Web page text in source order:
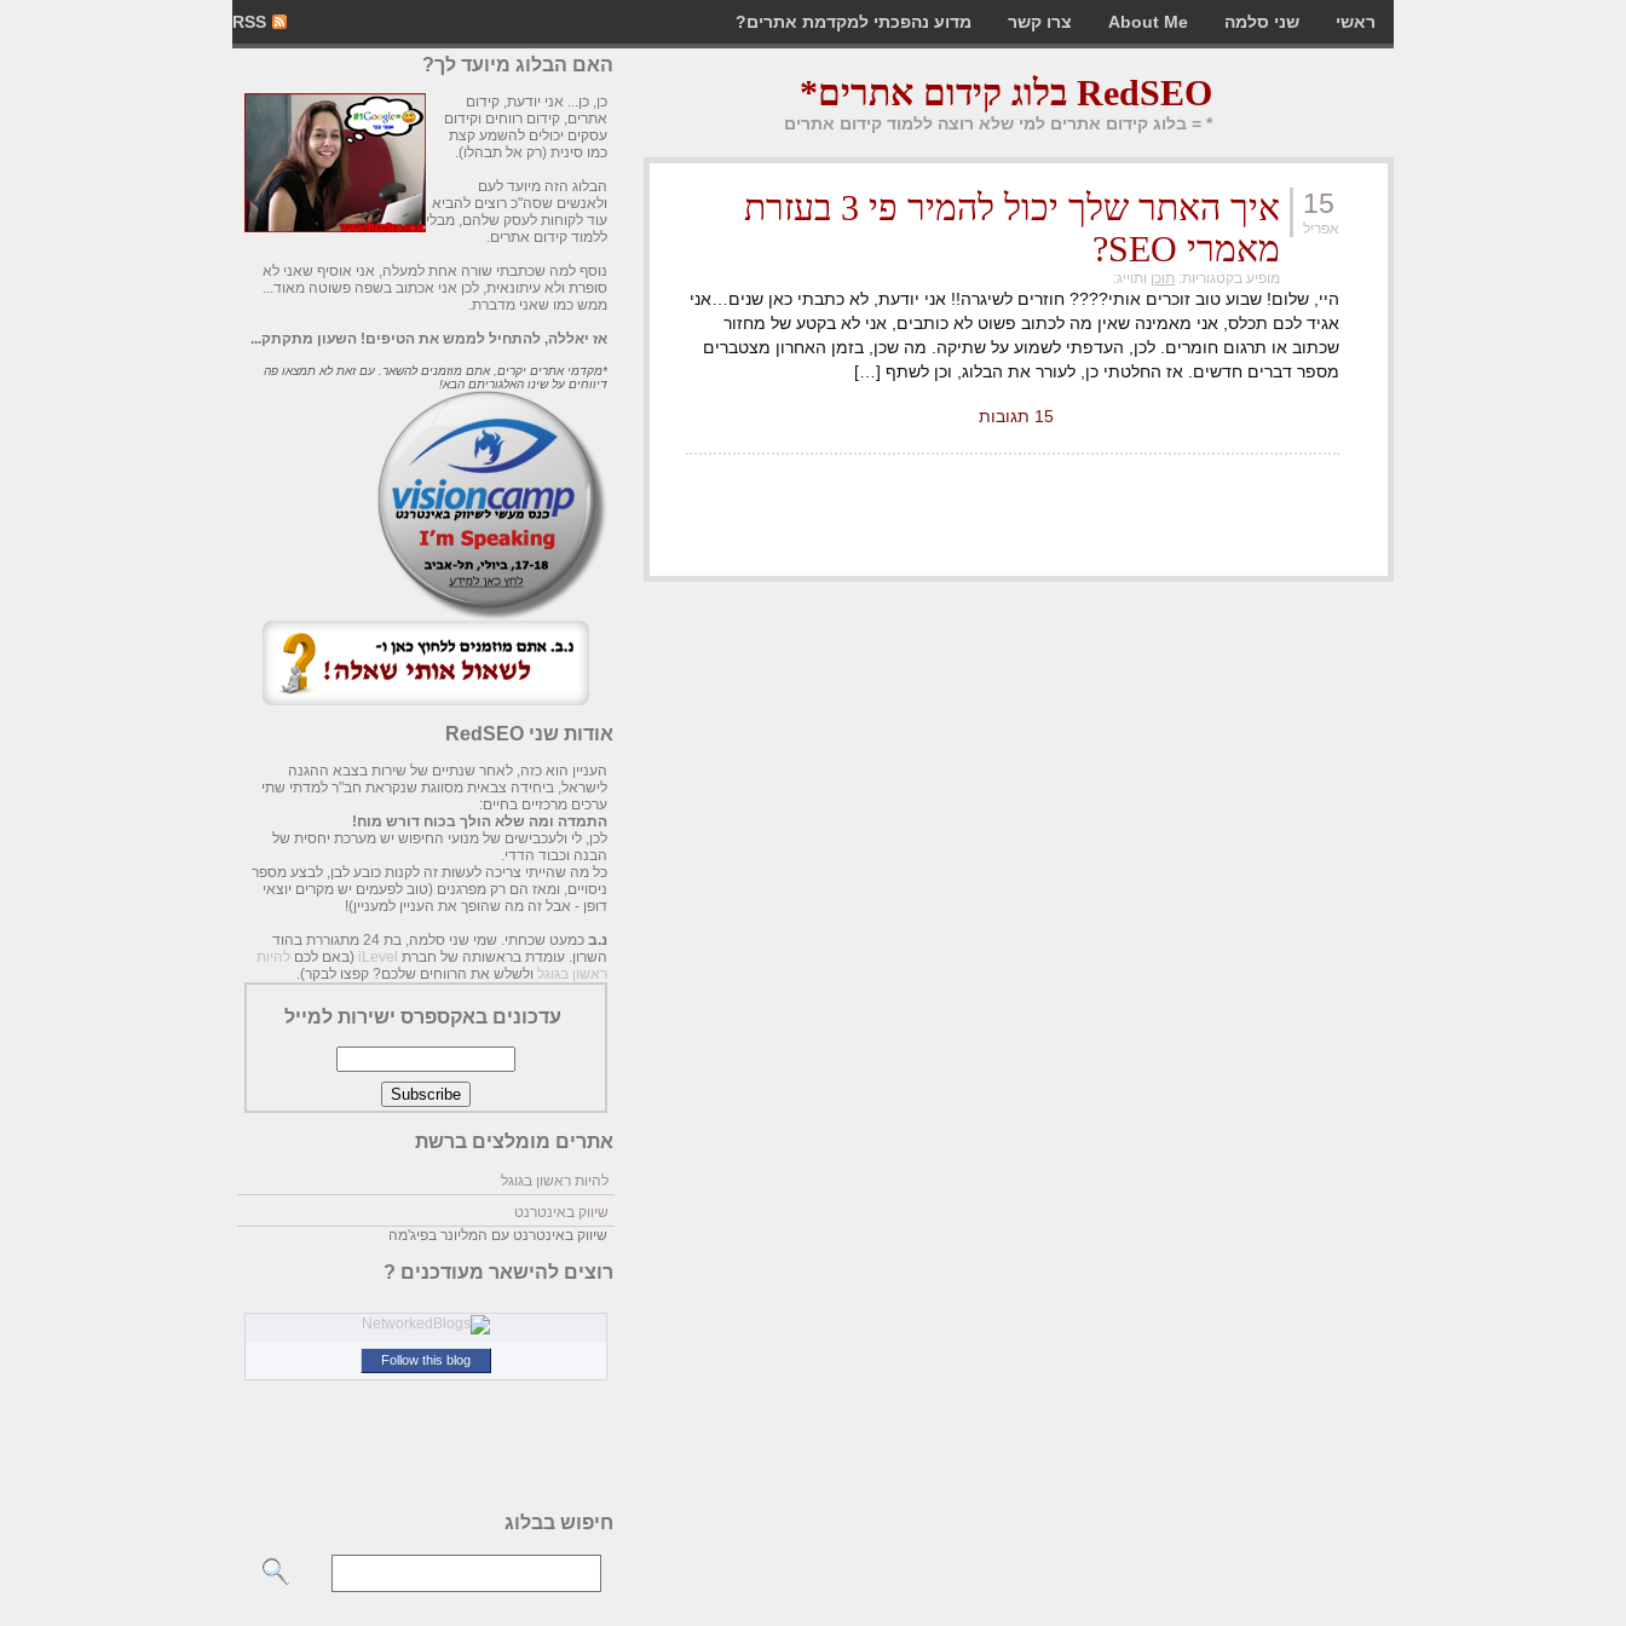
ראשי שני סלמה About Me צרו קשר מדוע נהפכתי למקדמת אתרים? RSS
RedSEO בלוג קידום אתרים*
* = בלוג קידום אתרים למי שלא רוצה ללמוד קידום אתרים
15
אפריל
איך האתר שלך יכול להמיר פי 3 בעזרת
מאמרי SEO?
מופיע בקטגוריות: תוכן ותוייג:
היי, שלום! שבוע טוב זוכרים אותי???? חוזרים לשיגרה!! אני יודעת, לא כתבתי כאן שנים…אני
אגיד לכם תכלס, אני מאמינה שאין מה לכתוב פשוט לא כותבים, אני לא בקטע של מחזור
שכתוב או תרגום חומרים. לכן, העדפתי לשמוע על שתיקה. מה שכן, בזמן האחרון מצטברים
מספר דברים חדשים. אז החלטתי כן, לעורר את הבלוג, וכן לשתף […]
15 תגובות
האם הבלוג מיועד לך?
כן, כן... אני יודעת, קידום
אתרים, קידום רווחים וקידום
עסקים יכולים להשמע קצת
כמו סינית (רק אל תבהלו).
הבלוג הזה מיועד לעם
ולאנשים שסה"כ רוצים להביא
עוד לקוחות לעסק שלהם, מבלי
ללמוד קידום אתרים.
נוסף למה שכתבתי שורה אחת למעלה, אני אוסיף שאני לא
סופרת ולא עיתונאית, לכן אני אכתוב בשפה פשוטה מאוד...
ממש כמו שאני מדברת.
אז יאללה, להתחיל לממש את הטיפים! השעון מתקתק...
*מקדמי אתרים יקרים, אתם מוזמנים להשאר. עם זאת לא תמצאו פה
דיווחים על שינו האלגוריתם הבא!
אודות שני RedSEO
העניין הוא כזה, לאחר שנתיים של שירות בצבא ההגנה
לישראל, ביחידה צבאית מסווגת שנקראת חב"ר למדתי שתי
ערכים מרכזיים בחיים:
התמדה ומה שלא הולך בכוח דורש מוח!
לכן, לי ולעכבישים של מנועי החיפוש יש מערכת יחסית של
הבנה וכבוד הדדי.
כל מה שהייתי צריכה לעשות זה לקנות כובע לבן, לבצע מספר
ניסויים, ומאז הם רק מפרגנים (טוב לפעמים יש מקרים יוצאי
דופן - אבל זה מה שהופך את העניין למעניין)!
נ.ב
כמעט שכחתי. שמי שני סלמה, בת 24 מתגוררת בהוד
השרון. עומדת בראשותה של חברת iLevel (באם לכם להיות
ראשון בגוגל ולשלש את הרווחים שלכם? קפצו לבקר).
עדכונים באקספרס ישירות למייל
אתרים מומלצים ברשת
להיות ראשון בגוגל
שיווק באינטרנט
שיווק באינטרנט עם המליונר בפיג'מה
רוצים להישאר מעודכנים ?
Follow this blog
חיפוש בבלוג